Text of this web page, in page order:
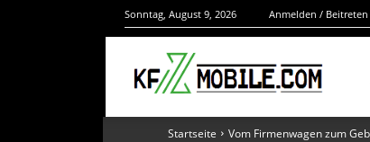
Sonntag, August 9, 2026 Anmelden / Beitreten
Startseite Vom Firmenwagen zum